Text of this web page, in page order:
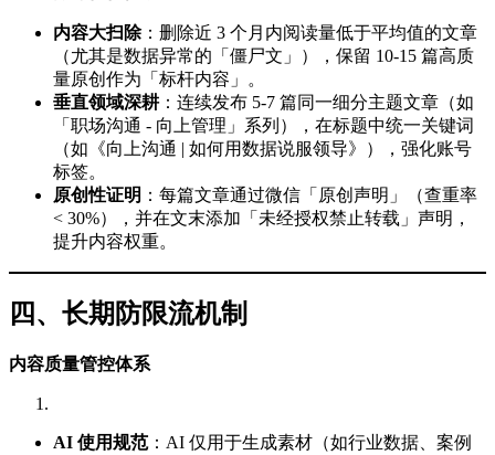
内容大扫除：删除近 3 个月内阅读量低于平均值的文章
（尤其是数据异常的「僵尸文」），保留 10-15 篇高质
量原创作为「标杆内容」。
垂直领域深耕：连续发布 5-7 篇同一细分主题文章（如
「职场沟通 - 向上管理」系列），在标题中统一关键词
（如《向上沟通 | 如何用数据说服领导》），强化账号
标签。
原创性证明 ：每篇文章通过微信「原创声明」（查重率
< 30%），并在文末添加「未经授权禁止转载」声明，
提升内容权重。
四、长期防限流机制
内容质量管控体系
AI 使用规范：AI 仅用于生成素材（如行业数据、案例